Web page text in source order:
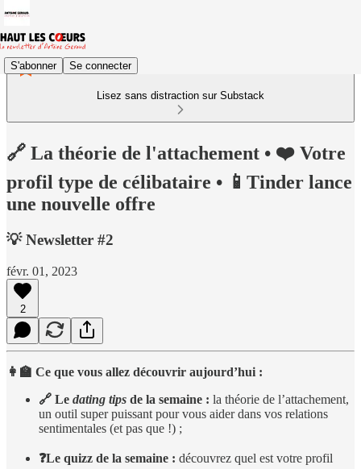
S'abonner Se connecter
Lisez sans distraction sur Substack
🔗 La théorie de l'attachement • ❤️ Votre
profil type de célibataire • 📱Tinder lance
une nouvelle offre
💡 Newsletter #2
févr. 01, 2023
2
👩‍🏫 Ce que vous allez découvrir aujourd’hui :
🔗 Le dating tips de la semaine : la théorie de l’attachement,
un outil super puissant pour vous aider dans vos relations
sentimentales (et pas que !) ;
❓Le quizz de la semaine : découvrez quel est votre profil